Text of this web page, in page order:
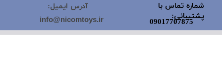
شماره تماس با
پشتیبانی:
09017707875
آدرس ایمیل:
info@nicomtoys.ir